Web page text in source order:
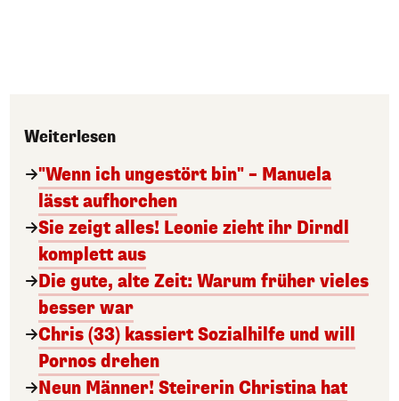
Weiterlesen
"Wenn ich ungestört bin" – Manuela
lässt aufhorchen
Sie zeigt alles! Leonie zieht ihr Dirndl
komplett aus
Die gute, alte Zeit: Warum früher vieles
besser war
Chris (33) kassiert Sozialhilfe und will
Pornos drehen
Neun Männer! Steirerin Christina hat